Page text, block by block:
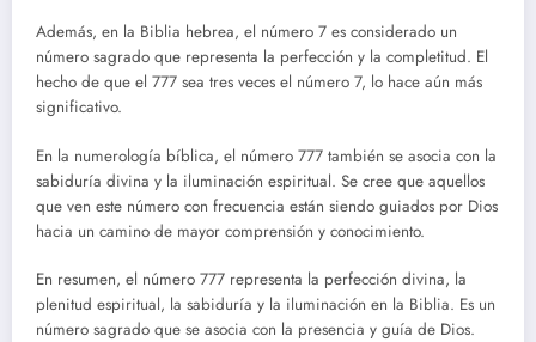
Además, en la Biblia hebrea, el número 7 es considerado un
número sagrado que representa la perfección y la completitud. El
hecho de que el 777 sea tres veces el número 7, lo hace aún más
significativo.
En la numerología bíblica, el número 777 también se asocia con la
sabiduría divina y la iluminación espiritual. Se cree que aquellos
que ven este número con frecuencia están siendo guiados por Dios
hacia un camino de mayor comprensión y conocimiento.
En resumen, el número 777 representa la perfección divina, la
plenitud espiritual, la sabiduría y la iluminación en la Biblia. Es un
número sagrado que se asocia con la presencia y guía de Dios.